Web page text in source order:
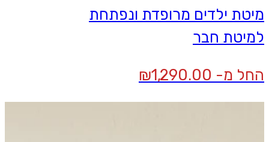
מיטת ילדים מרופדת ונפתחת
למיטת חבר
החל מ- ₪1,290.00